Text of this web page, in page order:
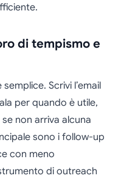
di tempismo e
Scrivi l’email
per quando è utile,
non arriva alcuna
sono i follow-up
con meno
di outreach